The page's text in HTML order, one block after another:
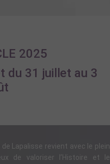
2025
du 31 juillet au 3
Lapalisse revient avec le plein
de valoriser l’Histoire et le